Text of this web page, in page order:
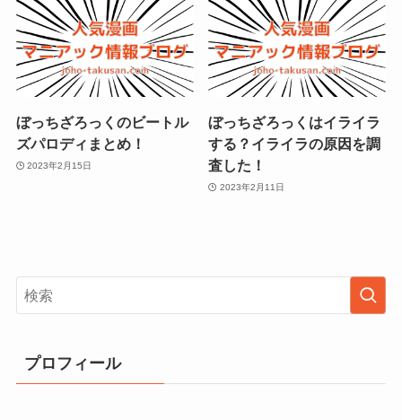
ぼっちざろっくのビートル
ズパロディまとめ！
2023年2月15日
ぼっちざろっくはイライラ
する？イライラの原因を調
査した！
2023年2月11日
プロフィール